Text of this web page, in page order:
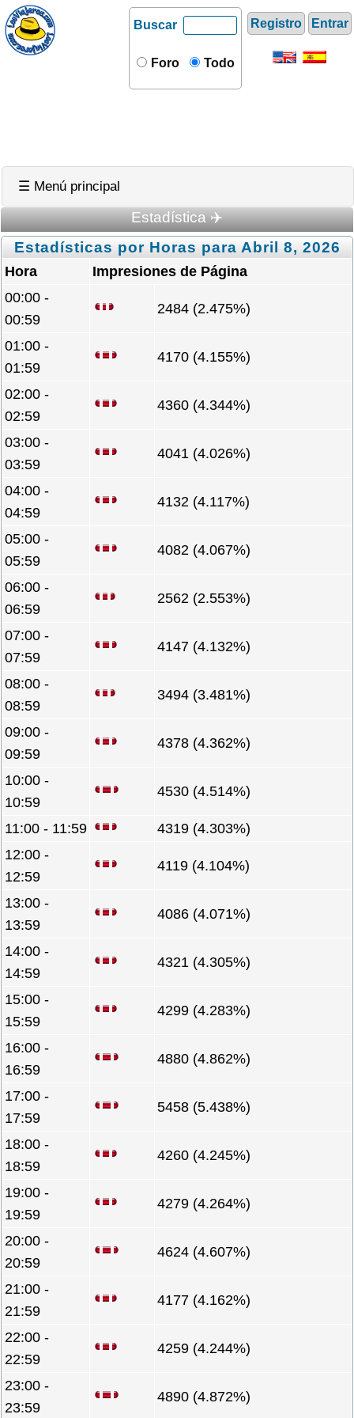
Registro Entrar
Buscar
Foro Todo
☰ Menú principal
Estadística ✈️
Estadísticas por Horas para Abril 8, 2026
Hora
Impresiones de Página
00:00 -
00:59
2484 (2.475%)
01:00 -
01:59
4170 (4.155%)
02:00 -
02:59
4360 (4.344%)
03:00 -
03:59
4041 (4.026%)
04:00 -
04:59
4132 (4.117%)
05:00 -
05:59
4082 (4.067%)
06:00 -
06:59
2562 (2.553%)
07:00 -
07:59
4147 (4.132%)
08:00 -
08:59
3494 (3.481%)
09:00 -
09:59
4378 (4.362%)
10:00 -
10:59
4530 (4.514%)
11:00 - 11:59
4319 (4.303%)
12:00 -
12:59
4119 (4.104%)
13:00 -
13:59
4086 (4.071%)
14:00 -
14:59
4321 (4.305%)
15:00 -
15:59
4299 (4.283%)
16:00 -
16:59
4880 (4.862%)
17:00 -
17:59
5458 (5.438%)
18:00 -
18:59
4260 (4.245%)
19:00 -
19:59
4279 (4.264%)
20:00 -
20:59
4624 (4.607%)
21:00 -
21:59
4177 (4.162%)
22:00 -
22:59
4259 (4.244%)
23:00 -
23:59
4890 (4.872%)